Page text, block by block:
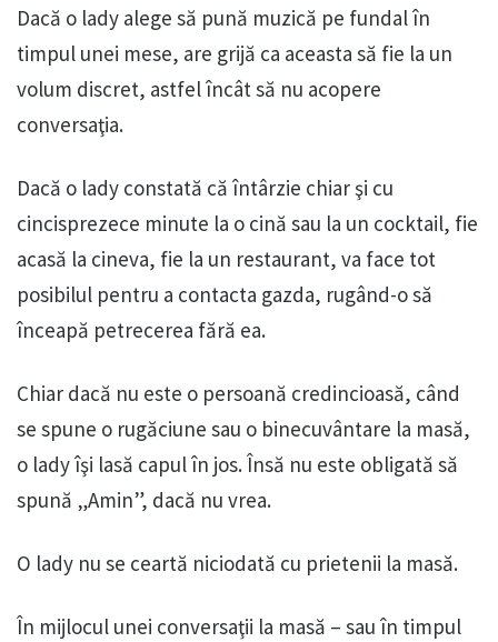
Dacă o lady alege să pună muzică pe fundal în
timpul unei mese, are grijă ca aceasta să fie la un
volum discret, astfel încât să nu acopere
conversaţia.
Dacă o lady constată că întârzie chiar şi cu
cincisprezece minute la o cină sau la un cocktail, fie
acasă la cineva, fie la un restaurant, va face tot
posibilul pentru a contacta gazda, rugând-o să
înceapă petrecerea fără ea.
Chiar dacă nu este o persoană credincioasă, când
se spune o rugăciune sau o binecuvântare la masă,
o lady îşi lasă capul în jos. Însă nu este obligată să
spună „Amin”, dacă nu vrea.
O lady nu se ceartă niciodată cu prietenii la masă.
În mijlocul unei conversaţii la masă – sau în timpul